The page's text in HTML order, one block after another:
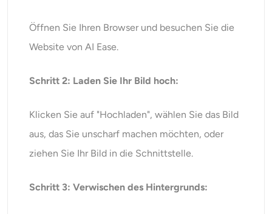
Öffnen Sie Ihren Browser und besuchen Sie die
Website von AI Ease.
Schritt 2: Laden Sie Ihr Bild hoch:
Klicken Sie auf "Hochladen", wählen Sie das Bild
aus, das Sie unscharf machen möchten, oder
ziehen Sie Ihr Bild in die Schnittstelle.
Schritt 3: Verwischen des Hintergrunds: